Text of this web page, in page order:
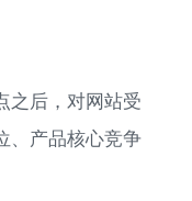
之后，对网站受
、产品核心竞争